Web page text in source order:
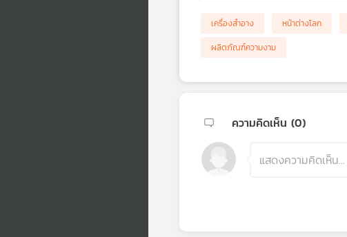
เครื่องสำอาง หน้าต่างโลก
ผลิตภัณฑ์ความงาม
ความคิดเห็น (0)